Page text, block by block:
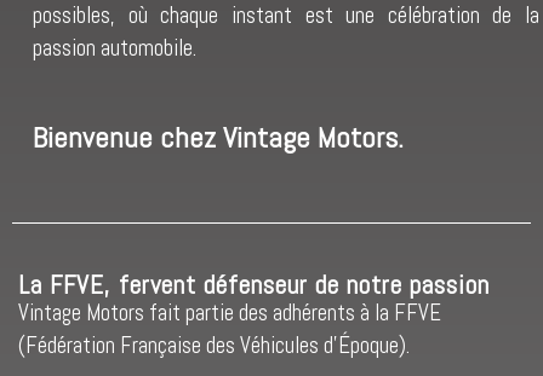
possibles, où chaque instant est une célébration de la
passion automobile.
Bienvenue chez Vintage Motors.
La FFVE, fervent défenseur de notre passion
Vintage Motors fait partie des adhérents à la FFVE
(Fédération Française des Véhicules d’Époque).